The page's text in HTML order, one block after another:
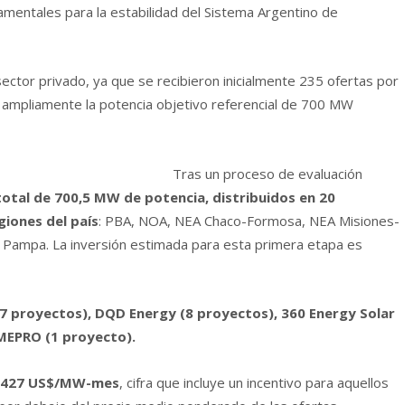
para la estabilidad del Sistema Argentino de
privado, ya que se recibieron inicialmente 235 ofertas por
la potencia objetivo referencial de 700 MW
Tras un proceso de evaluación
de 700,5 MW de potencia, distribuidos en 20
del país: PBA, NOA, NEA Chaco-Formosa, NEA Misiones-
La inversión estimada para esta primera etapa es
proyectos), DQD Energy (8 proyectos), 360 Energy Solar
(1 proyecto).
US$/MW-mes, cifra que incluye un incentivo para aquellos